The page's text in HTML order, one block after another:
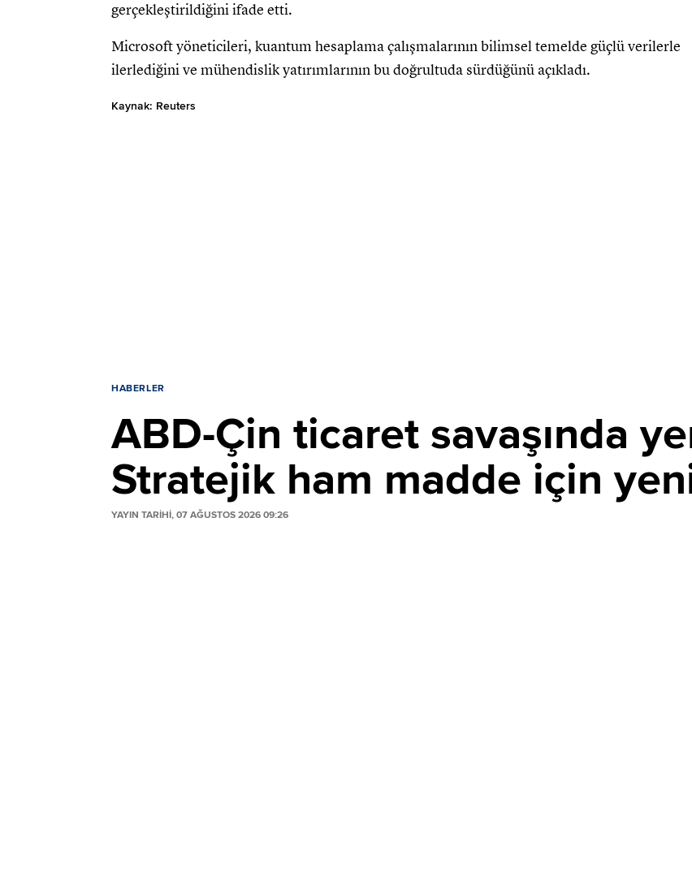
gerçekleştirildiğini ifade etti.
Microsoft yöneticileri, kuantum hesaplama çalışmalarının bilimsel temelde güçlü verilerle
ilerlediğini ve mühendislik yatırımlarının bu doğrultuda sürdüğünü açıkladı.
Kaynak: Reuters
HABERLER
ABD-Çin ticaret savaşında
Stratejik ham madde için
YAYIN TARİHİ, 07 AĞUSTOS 2026 09:26